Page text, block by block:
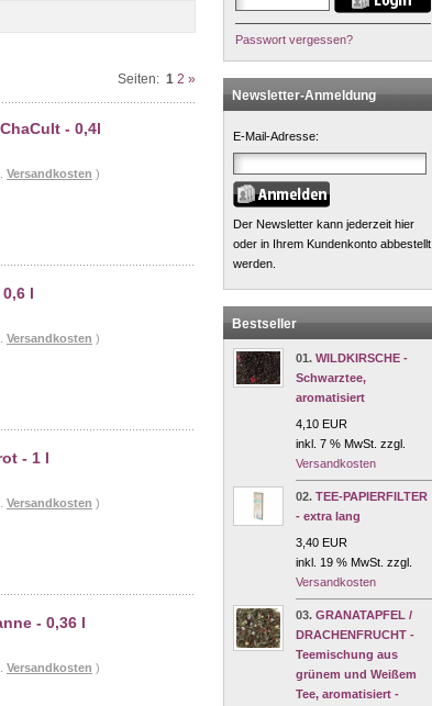
Seiten: 1 2 »
- 0,4l
Versandkosten )
l
Versandkosten )
- 1 l
Versandkosten )
- 0,36 l
Versandkosten )
Passwort vergessen?
Newsletter-Anmeldung
E-Mail-Adresse:
Der Newsletter kann jederzeit hier
oder in Ihrem Kundenkonto abbestellt
werden.
Bestseller
01. WILDKIRSCHE -
Schwarztee,
aromatisiert
4,10 EUR
inkl. 7 % MwSt. zzgl.
Versandkosten
02. TEE-PAPIERFILTER
- extra lang
3,40 EUR
inkl. 19 % MwSt. zzgl.
Versandkosten
03. GRANATAPFEL /
DRACHENFRUCHT -
Teemischung aus
grünem und Weißem
Tee, aromatisiert -